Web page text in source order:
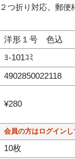
つ折り対応。郵便
洋形１号 色込
ﾖ-101ｺﾐ
4902850022118
¥280
会員の方はログイン
10枚